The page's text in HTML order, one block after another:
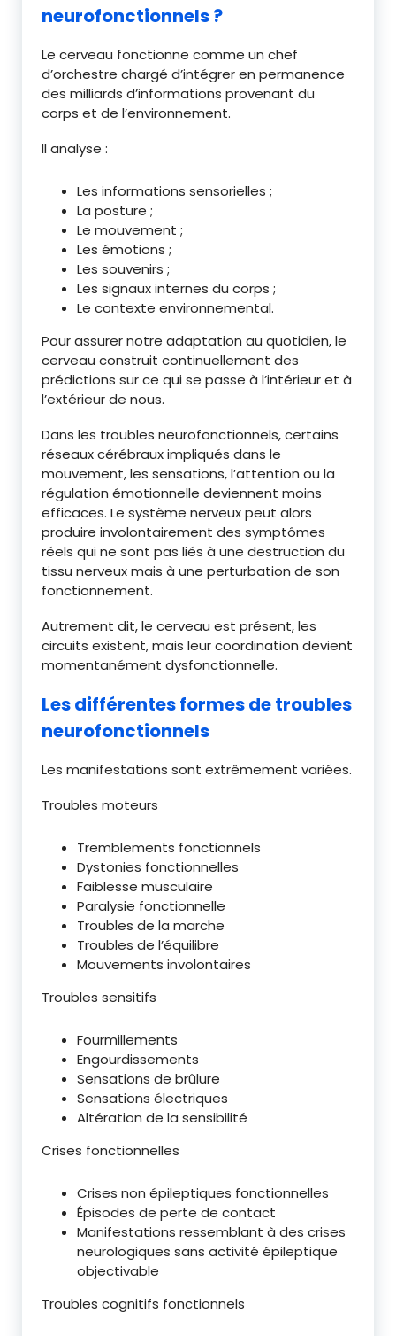
neurofonctionnels ?
Le cerveau fonctionne comme un chef
d’orchestre chargé d’intégrer en permanence
des milliards d’informations provenant du
corps et de l’environnement.
Il analyse :
Les informations sensorielles ;
La posture ;
Le mouvement ;
Les émotions ;
Les souvenirs ;
Les signaux internes du corps ;
Le contexte environnemental.
Pour assurer notre adaptation au quotidien, le
cerveau construit continuellement des
prédictions sur ce qui se passe à l’intérieur et à
l’extérieur de nous.
Dans les troubles neurofonctionnels, certains
réseaux cérébraux impliqués dans le
mouvement, les sensations, l’attention ou la
régulation émotionnelle deviennent moins
efficaces. Le système nerveux peut alors
produire involontairement des symptômes
réels qui ne sont pas liés à une destruction du
tissu nerveux mais à une perturbation de son
fonctionnement.
Autrement dit, le cerveau est présent, les
circuits existent, mais leur coordination devient
momentanément dysfonctionnelle.
Les différentes formes de troubles
neurofonctionnels
Les manifestations sont extrêmement variées.
Troubles moteurs
Tremblements fonctionnels
Dystonies fonctionnelles
Faiblesse musculaire
Paralysie fonctionnelle
Troubles de la marche
Troubles de l’équilibre
Mouvements involontaires
Troubles sensitifs
Fourmillements
Engourdissements
Sensations de brûlure
Sensations électriques
Altération de la sensibilité
Crises fonctionnelles
Crises non épileptiques fonctionnelles
Épisodes de perte de contact
Manifestations ressemblant à des crises
neurologiques sans activité épileptique
objectivable
Troubles cognitifs fonctionnels